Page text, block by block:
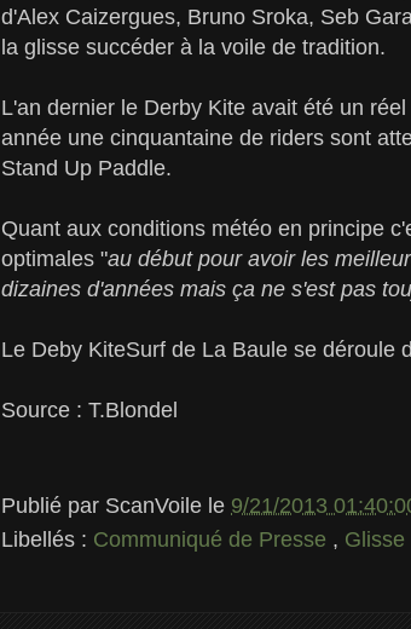
d'Alex Caizergues, Bruno Sroka, Seb
la glisse succéder à la voile de tradition.
L'an dernier le Derby Kite avait été un
année une cinquantaine de riders sont
Stand Up Paddle.
Quant aux conditions météo en principe
optimales "au début pour avoir les
dizaines d'années mais ça ne s'est pas
Le Deby KiteSurf de La Baule se déroule
Source : T.Blondel
Publié par ScanVoile le 9/21/2013
Libellés : Communiqué de Presse , Glisse